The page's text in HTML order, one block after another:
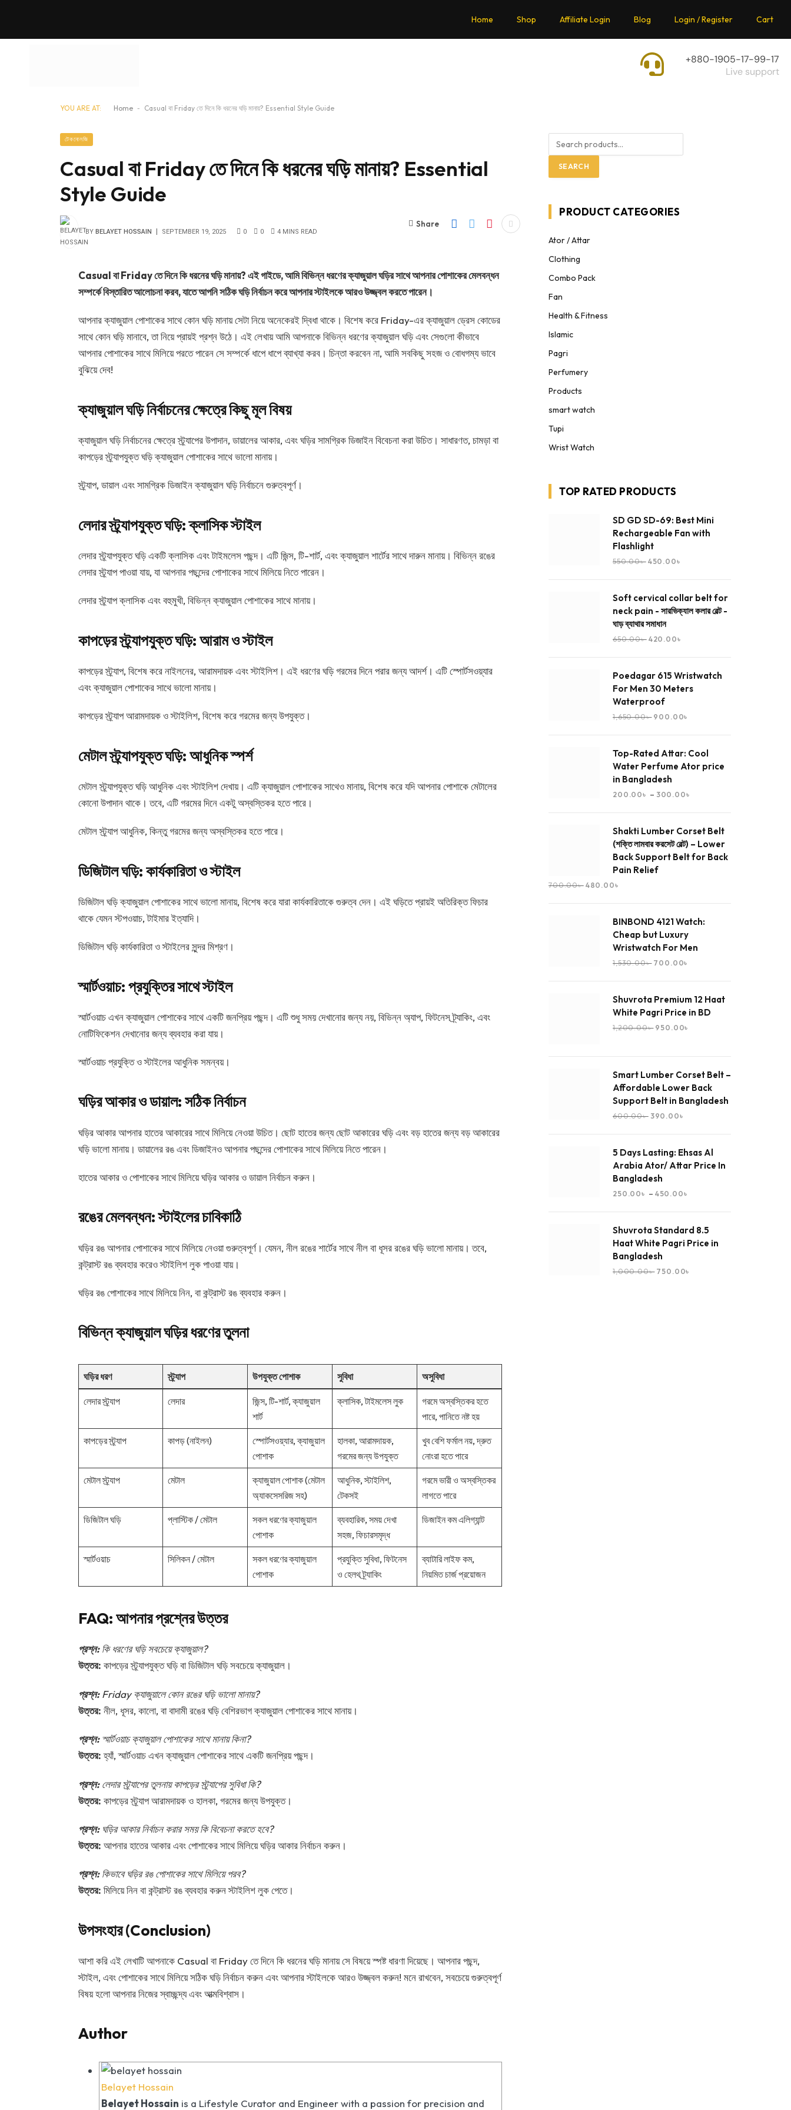
Home Shop Affiliate Login Blog Login / Register Cart
+880-1905-17-99-17
Live support
YOU ARE AT: Home - Casual বা Friday তে দিনে কি ধরনের ঘড়ি মানায়? Essential Style Guide
টেকনোলজি
Casual বা Friday তে দিনে কি ধরনের ঘড়ি মানায়? Essential
Style Guide
BY BELAYET HOSSAIN SEPTEMBER 19, 2025 0 0 4 MINS READ
Share
Casual বা Friday তে দিনে কি ধরনের ঘড়ি মানায়? এই গাইডে, আমি বিভিন্ন ধরণের ক্যাজুয়াল ঘড়ির সাথে আপনার পোশাকের মেলবন্ধন
সম্পর্কে বিস্তারিত আলোচনা করব, যাতে আপনি সঠিক ঘড়ি নির্বাচন করে আপনার স্টাইলকে আরও উজ্জ্বল করতে পারেন।
আপনার ক্যাজুয়াল পোশাকের সাথে কোন ঘড়ি মানায় সেটা নিয়ে অনেকেরই দ্বিধা থাকে। বিশেষ করে Friday-এর ক্যাজুয়াল ড্রেস কোডের
সাথে কোন ঘড়ি মানাবে, তা নিয়ে প্রায়ই প্রশ্ন উঠে। এই লেখায় আমি আপনাকে বিভিন্ন ধরণের ক্যাজুয়াল ঘড়ি এবং সেগুলো কীভাবে
আপনার পোশাকের সাথে মিলিয়ে পরতে পারেন সে সম্পর্কে ধাপে ধাপে ব্যাখ্যা করব। চিন্তা করবেন না, আমি সবকিছু সহজ ও বোধগম্য ভাবে
বুঝিয়ে দেব!
ক্যাজুয়াল ঘড়ি নির্বাচনের ক্ষেত্রে কিছু মূল বিষয়
ক্যাজুয়াল ঘড়ি নির্বাচনের ক্ষেত্রে স্ট্র্যাপের উপাদান, ডায়ালের আকার, এবং ঘড়ির সামগ্রিক ডিজাইন বিবেচনা করা উচিত। সাধারণত, চামড়া বা
কাপড়ের স্ট্র্যাপযুক্ত ঘড়ি ক্যাজুয়াল পোশাকের সাথে ভালো মানায়।
স্ট্র্যাপ, ডায়াল এবং সামগ্রিক ডিজাইন ক্যাজুয়াল ঘড়ি নির্বাচনে গুরুত্বপূর্ণ।
লেদার স্ট্র্যাপযুক্ত ঘড়ি: ক্লাসিক স্টাইল
লেদার স্ট্র্যাপযুক্ত ঘড়ি একটি ক্লাসিক এবং টাইমলেস পছন্দ। এটি জিন্স, টি-শার্ট, এবং ক্যাজুয়াল শার্টের সাথে দারুন মানায়। বিভিন্ন রঙের
লেদার স্ট্র্যাপ পাওয়া যায়, যা আপনার পছন্দের পোশাকের সাথে মিলিয়ে নিতে পারেন।
লেদার স্ট্র্যাপ ক্লাসিক এবং বহুমুখী, বিভিন্ন ক্যাজুয়াল পোশাকের সাথে মানায়।
কাপড়ের স্ট্র্যাপযুক্ত ঘড়ি: আরাম ও স্টাইল
কাপড়ের স্ট্র্যাপ, বিশেষ করে নাইলনের, আরামদায়ক এবং স্টাইলিশ। এই ধরণের ঘড়ি গরমের দিনে পরার জন্য আদর্শ। এটি স্পোর্টসওয়্যার
এবং ক্যাজুয়াল পোশাকের সাথে ভালো মানায়।
কাপড়ের স্ট্র্যাপ আরামদায়ক ও স্টাইলিশ, বিশেষ করে গরমের জন্য উপযুক্ত।
মেটাল স্ট্র্যাপযুক্ত ঘড়ি: আধুনিক স্পর্শ
মেটাল স্ট্র্যাপযুক্ত ঘড়ি আধুনিক এবং স্টাইলিশ দেখায়। এটি ক্যাজুয়াল পোশাকের সাথেও মানায়, বিশেষ করে যদি আপনার পোশাকে মেটালের
কোনো উপাদান থাকে। তবে, এটি গরমের দিনে একটু অস্বস্তিকর হতে পারে।
মেটাল স্ট্র্যাপ আধুনিক, কিন্তু গরমের জন্য অস্বস্তিকর হতে পারে।
ডিজিটাল ঘড়ি: কার্যকারিতা ও স্টাইল
ডিজিটাল ঘড়ি ক্যাজুয়াল পোশাকের সাথে ভালো মানায়, বিশেষ করে যারা কার্যকারিতাকে গুরুত্ব দেন। এই ঘড়িতে প্রায়ই অতিরিক্ত ফিচার
থাকে যেমন স্টপওয়াচ, টাইমার ইত্যাদি।
ডিজিটাল ঘড়ি কার্যকারিতা ও স্টাইলের সুন্দর মিশ্রণ।
স্মার্টওয়াচ: প্রযুক্তির সাথে স্টাইল
স্মার্টওয়াচ এখন ক্যাজুয়াল পোশাকের সাথে একটি জনপ্রিয় পছন্দ। এটি শুধু সময় দেখানোর জন্য নয়, বিভিন্ন অ্যাপ, ফিটনেস ট্র্যাকিং, এবং
নোটিফিকেশন দেখানোর জন্য ব্যবহার করা যায়।
স্মার্টওয়াচ প্রযুক্তি ও স্টাইলের আধুনিক সমন্বয়।
ঘড়ির আকার ও ডায়াল: সঠিক নির্বাচন
ঘড়ির আকার আপনার হাতের আকারের সাথে মিলিয়ে নেওয়া উচিত। ছোট হাতের জন্য ছোট আকারের ঘড়ি এবং বড় হাতের জন্য বড় আকারের
ঘড়ি ভালো মানায়। ডায়ালের রঙ এবং ডিজাইনও আপনার পছন্দের পোশাকের সাথে মিলিয়ে নিতে পারেন।
হাতের আকার ও পোশাকের সাথে মিলিয়ে ঘড়ির আকার ও ডায়াল নির্বাচন করুন।
রঙের মেলবন্ধন: স্টাইলের চাবিকাঠি
ঘড়ির রঙ আপনার পোশাকের সাথে মিলিয়ে নেওয়া গুরুত্বপূর্ণ। যেমন, নীল রঙের শার্টের সাথে নীল বা ধূসর রঙের ঘড়ি ভালো মানায়। তবে,
কন্ট্রাস্ট রঙ ব্যবহার করেও স্টাইলিশ লুক পাওয়া যায়।
ঘড়ির রঙ পোশাকের সাথে মিলিয়ে নিন, বা কন্ট্রাস্ট রঙ ব্যবহার করুন।
বিভিন্ন ক্যাজুয়াল ঘড়ির ধরণের তুলনা
ঘড়ির ধরণ স্ট্র্যাপ উপযুক্ত পোশাক সুবিধা অসুবিধা
লেদার স্ট্র্যাপ লেদার
জিন্স, টি-শার্ট, ক্যাজুয়াল
শার্ট
ক্লাসিক, টাইমলেস লুক
গরমে অস্বস্তিকর হতে
পারে, পানিতে নষ্ট হয়
কাপড়ের স্ট্র্যাপ কাপড় (নাইলন)
স্পোর্টসওয়্যার, ক্যাজুয়াল
পোশাক
হালকা, আরামদায়ক,
গরমের জন্য উপযুক্ত
খুব বেশি ফর্মাল নয়, দ্রুত
নোংরা হতে পারে
মেটাল স্ট্র্যাপ মেটাল
ক্যাজুয়াল পোশাক (মেটাল
অ্যাকসেসরিজ সহ)
আধুনিক, স্টাইলিশ,
টেকসই
গরমে ভারী ও অস্বস্তিকর
লাগতে পারে
ডিজিটাল ঘড়ি প্লাস্টিক / মেটাল
সকল ধরণের ক্যাজুয়াল
পোশাক
ব্যবহারিক, সময় দেখা
সহজ, ফিচারসমৃদ্ধ
ডিজাইন কম এলিগ্যান্ট
স্মার্টওয়াচ সিলিকন / মেটাল
সকল ধরণের ক্যাজুয়াল
পোশাক
প্রযুক্তি সুবিধা, ফিটনেস
ও হেলথ ট্র্যাকিং
ব্যাটারি লাইফ কম,
নিয়মিত চার্জ প্রয়োজন
FAQ: আপনার প্রশ্নের উত্তর
প্রশ্ন:কি ধরণের ঘড়ি সবচেয়ে ক্যাজুয়াল?
উত্তর: কাপড়ের স্ট্র্যাপযুক্ত ঘড়ি বা ডিজিটাল ঘড়ি সবচেয়ে ক্যাজুয়াল।
প্রশ্ন:Friday ক্যাজুয়ালে কোন রঙের ঘড়ি ভালো মানায়?
উত্তর: নীল, ধূসর, কালো, বা বাদামী রঙের ঘড়ি বেশিরভাগ ক্যাজুয়াল পোশাকের সাথে মানায়।
প্রশ্ন:স্মার্টওয়াচ ক্যাজুয়াল পোশাকের সাথে মানায় কিনা?
উত্তর:হ্যাঁ, স্মার্টওয়াচ এখন ক্যাজুয়াল পোশাকের সাথে একটি জনপ্রিয় পছন্দ।
প্রশ্ন:লেদার স্ট্র্যাপের তুলনায় কাপড়ের স্ট্র্যাপের সুবিধা কি?
উত্তর: কাপড়ের স্ট্র্যাপ আরামদায়ক ও হালকা, গরমের জন্য উপযুক্ত।
প্রশ্ন:ঘড়ির আকার নির্বাচন করার সময় কি বিবেচনা করতে হবে?
উত্তর: আপনার হাতের আকার এবং পোশাকের সাথে মিলিয়ে ঘড়ির আকার নির্বাচন করুন।
প্রশ্ন:কিভাবে ঘড়ির রঙ পোশাকের সাথে মিলিয়ে পরব?
উত্তর: মিলিয়ে নিন বা কন্ট্রাস্ট রঙ ব্যবহার করুন স্টাইলিশ লুক পেতে।
উপসংহার (Conclusion)
আশা করি এই লেখাটি আপনাকে Casual বা Friday তে দিনে কি ধরনের ঘড়ি মানায় সে বিষয়ে স্পষ্ট ধারণা দিয়েছে। আপনার পছন্দ,
স্টাইল, এবং পোশাকের সাথে মিলিয়ে সঠিক ঘড়ি নির্বাচন করুন এবং আপনার স্টাইলকে আরও উজ্জ্বল করুন! মনে রাখবেন, সবচেয়ে গুরুত্বপূর্ণ
বিষয় হলো আপনার নিজের স্বাচ্ছন্দ্য এবং আত্মবিশ্বাস।
Author
Belayet Hossain
Belayet Hossain is a Lifestyle Curator and Engineer with a passion for precision and
SEARCH
PRODUCT CATEGORIES
Ator / Attar
Clothing
Combo Pack
Fan
Health & Fitness
Islamic
Pagri
Perfumery
Products
smart watch
Tupi
Wrist Watch
TOP RATED PRODUCTS
SD GD SD-69: Best Mini
Rechargeable Fan with
Flashlight
550.00৳ 450.00৳
Soft cervical collar belt for
neck pain - সারভিক্যাল কলার বেল্ট -
ঘাড় ব্যাথার সমাধান
650.00৳ 420.00৳
Poedagar 615 Wristwatch
For Men 30 Meters
Waterproof
1,650.00৳ 900.00৳
Top-Rated Attar: Cool
Water Perfume Ator price
in Bangladesh
200.00৳ – 300.00৳
Shakti Lumber Corset Belt
(শক্তি লামবার করসেট বেল্ট) – Lower
Back Support Belt for Back
Pain Relief
700.00৳ 480.00৳
BINBOND 4121 Watch:
Cheap but Luxury
Wristwatch For Men
1,530.00৳ 700.00৳
Shuvrota Premium 12 Haat
White Pagri Price in BD
1,200.00৳ 950.00৳
Smart Lumber Corset Belt –
Affordable Lower Back
Support Belt in Bangladesh
600.00৳ 390.00৳
5 Days Lasting: Ehsas Al
Arabia Ator/ Attar Price In
Bangladesh
250.00৳ – 450.00৳
Shuvrota Standard 8.5
Haat White Pagri Price in
Bangladesh
1,000.00৳ 750.00৳